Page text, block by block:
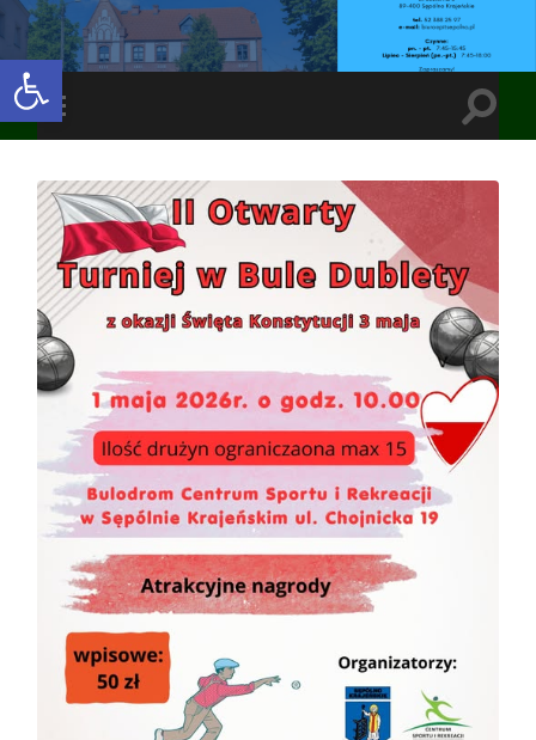
Open toolbar
Toggle
mobile
Toggle